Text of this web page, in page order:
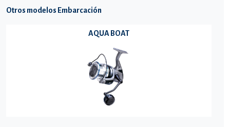
Otros modelos Embarcación
AQUA BOAT